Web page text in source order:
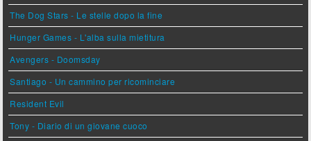
The Dog Stars - Le stelle dopo la fine
Hunger Games - L'alba sulla mietitura
Avengers - Doomsday
Santiago - Un cammino per ricominciare
Resident Evil
Tony - Diario di un giovane cuoco